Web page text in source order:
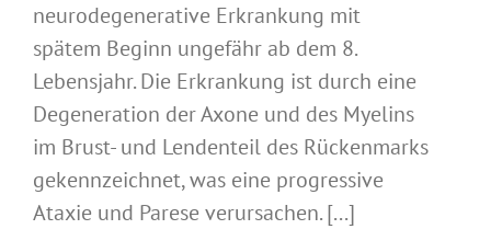
neurodegenerative Erkrankung mit
spätem Beginn ungefähr ab dem 8.
Lebensjahr. Die Erkrankung ist durch eine
Degeneration der Axone und des Myelins
im Brust- und Lendenteil des Rückenmarks
gekennzeichnet, was eine progressive
Ataxie und Parese verursachen. [...]